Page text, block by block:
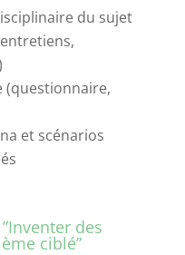
du sujet
(questionnaire,
et scénarios
des
ciblé”